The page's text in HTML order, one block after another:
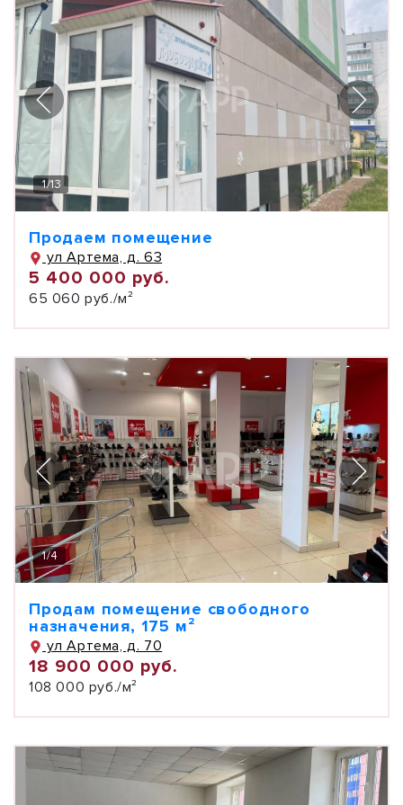
1/13
Продаем помещение
ул Артема, д. 63
5 400 000 руб.
65 060 руб./м²
1/4
Продам помещение свободного
назначения, 175 м²
ул Артема, д. 70
18 900 000 руб.
108 000 руб./м²